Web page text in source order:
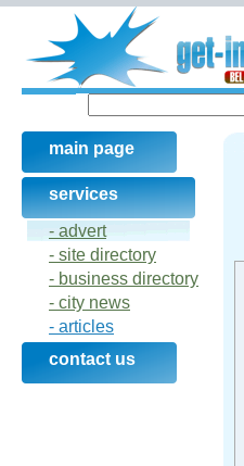
main page
services
- advert
- site directory
- business directory
- city news
- articles
contact us